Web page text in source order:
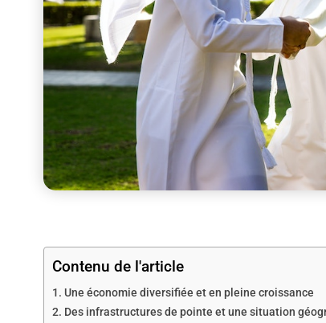
Contenu de l'article
Une économie diversifiée et en pleine croissance
Des infrastructures de pointe et une situation